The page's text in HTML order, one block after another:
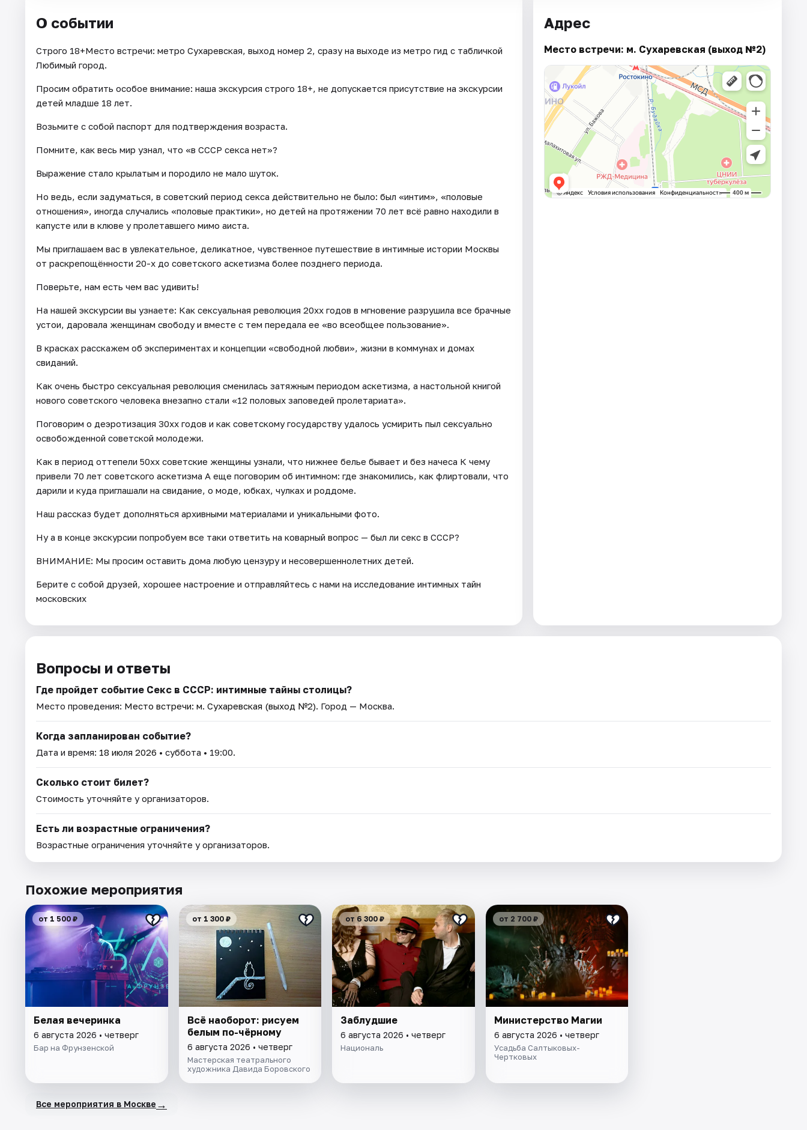
О событии
Строго 18+Место встречи: метро Сухаревская, выход номер 2, сразу на выходе из метро гид с табличкой
Любимый город.
Просим обратить особое внимание: наша экскурсия строго 18+, не допускается присутствие на экскурсии
детей младше 18 лет.
Возьмите с собой паспорт для подтверждения возраста.
Помните, как весь мир узнал, что «в СССР секса нет»?
Выражение стало крылатым и породило не мало шуток.
Но ведь, если задуматься, в советский период секса действительно не было: был «интим», «половые
отношения», иногда случались «половые практики», но детей на протяжении 70 лет всё равно находили в
капусте или в клюве у пролетавшего мимо аиста.
Мы приглашаем вас в увлекательное, деликатное, чувственное путешествие в интимные истории Москвы
от раскрепощённости 20-х до советского аскетизма более позднего периода.
Поверьте, нам есть чем вас удивить!
На нашей экскурсии вы узнаете: Как сексуальная революция 20хх годов в мгновение разрушила все брачные
устои, даровала женщинам свободу и вместе с тем передала ее «во всеобщее пользование».
В красках расскажем об экспериментах и концепции «свободной любви», жизни в коммунах и домах
свиданий.
Как очень быстро сексуальная революция сменилась затяжным периодом аскетизма, а настольной книгой
нового советского человека внезапно стали «12 половых заповедей пролетариата».
Поговорим о деэротизация 30хх годов и как советскому государству удалось усмирить пыл сексуально
освобожденной советской молодежи.
Как в период оттепели 50хх советские женщины узнали, что нижнее белье бывает и без начеса К чему
привели 70 лет советского аскетизма А еще поговорим об интимном: где знакомились, как флиртовали, что
дарили и куда приглашали на свидание, о моде, юбках, чулках и роддоме.
Наш рассказ будет дополняться архивными материалами и уникальными фото.
Ну а в конце экскурсии попробуем все таки ответить на коварный вопрос — был ли секс в СССР?
ВНИМАНИЕ: Мы просим оставить дома любую цензуру и несовершеннолетних детей.
Берите с собой друзей, хорошее настроение и отправляйтесь с нами на исследование интимных тайн
московских
Адрес
Место встречи: м. Сухаревская (выход №2)
Вопросы и ответы
Где пройдет событие Секс в СССР: интимные тайны столицы?
Место проведения: Место встречи: м. Сухаревская (выход №2). Город — Москва.
Когда запланирован событие?
Дата и время: 18 июля 2026 • суббота • 19:00.
Сколько стоит билет?
Стоимость уточняйте у организаторов.
Есть ли возрастные ограничения?
Возрастные ограничения уточняйте у организаторов.
Похожие мероприятия
от 1 500 ₽
Белая вечеринка
6 августа 2026 • четверг
Бар на Фрунзенской
от 1 300 ₽
Всё наоборот: рисуем
белым по-чёрному
6 августа 2026 • четверг
Мастерская театрального
художника Давида Боровского
от 6 300 ₽
Заблудшие
6 августа 2026 • четверг
Националь
от 2 700 ₽
Министерство Магии
6 августа 2026 • четверг
Усадьба Салтыковых-
Чертковых
Все мероприятия в Москве →